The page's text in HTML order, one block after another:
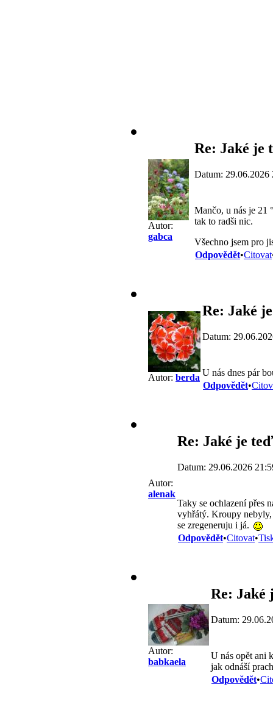
Autor:
gabca
Re: Jaké je
Datum: 29.06.2026
Mančo, u nás je 21
tak to radši nic.
Všechno jsem pro
Odpovědět•Citovat
Autor: berda
Re: Jaké
Datum:
U nás dnes pár
Odpovědět•
Autor:
alenak
Re: Jaké je
Datum: 29.06.2026
Taky se ochlazení přes
vyhřátý. Kroupy nebyly,
se zregeneruju i já.
Odpovědět•Citovat•
Autor:
babkaela
Re: Jaké
Datum:
U nás opět ani
jak odnáší
Odpovědět•